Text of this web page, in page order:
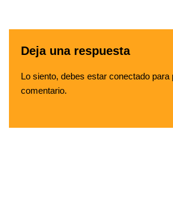
Deja una respuesta
Lo siento, debes estar conectado para
comentario.